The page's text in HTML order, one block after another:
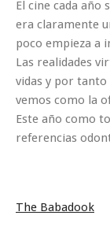
El cine cada año
era claramente
poco empieza a
Las realidades
vidas y por tanto
vemos como la
Este año como
referencias
The Babadook